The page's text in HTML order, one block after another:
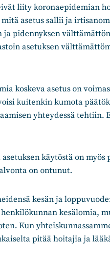
liity koronaepidemian
asetus sallii ja
pidennyksen
asetuksen
koskeva asetus on
kuitenkin kumota
yhteydessä tehtiin.
käytöstä on
on ontunut.
kesän ja
kesälomia,
Kun
pitää hoitajia ja